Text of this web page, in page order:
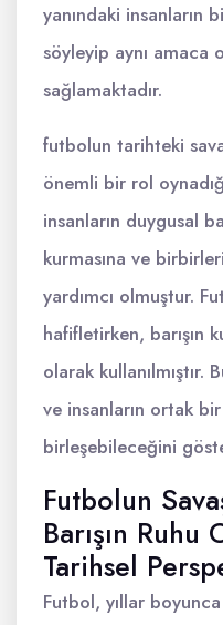
yanındaki insanların
söyleyip aynı amaca
sağlamaktadır.
futbolun tarihteki
önemli bir rol
insanların duygusal
kurmasına ve
yardımcı olmuştur.
hafifletirken, barışın
olarak
ve insanların ortak
birleşebileceğini
Futbolun
Barışın Ruhu
Tarihsel
Futbol, yıllar